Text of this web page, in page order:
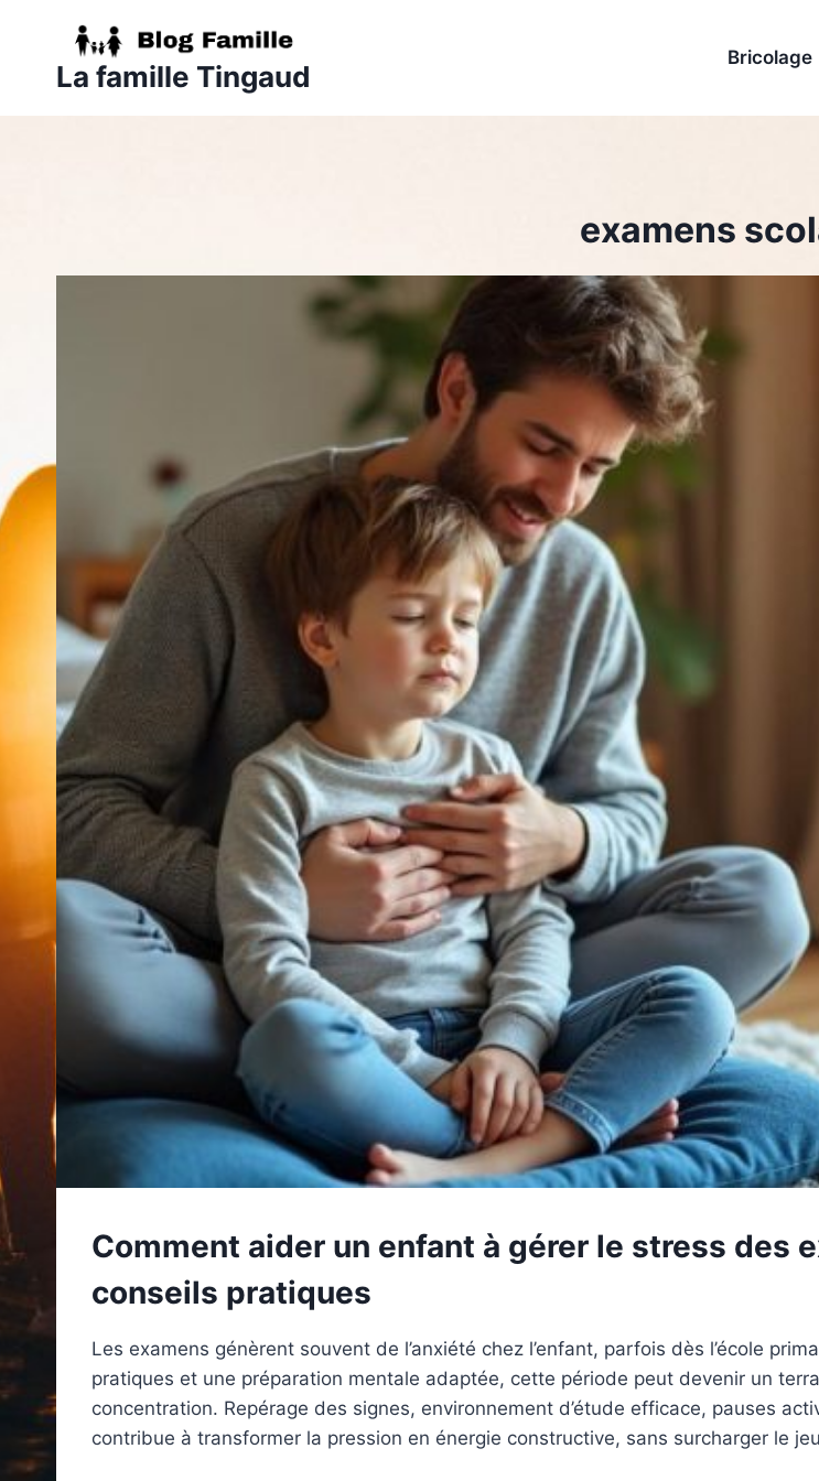
contenuLa famille Tingaud
Bricolage
examens
Comment aider un enfant à gérer le stress des
conseils pratiques
Les examens génèrent souvent de l’anxiété chez l’enfant, parfois dès l’école
pratiques et une préparation mentale adaptée, cette période peut devenir un
concentration. Repérage des signes, environnement d’étude efficace, pauses
contribue à transformer la pression en énergie constructive, sans surcharger le